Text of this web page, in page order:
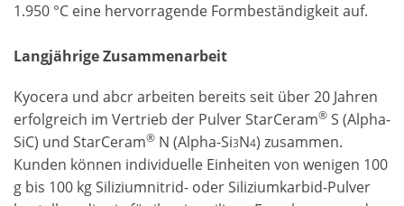
1.950 °C eine hervorragende Formbeständigkeit auf.
Langjährige Zusammenarbeit
Kyocera und abcr arbeiten bereits seit über 20 Jahren
erfolgreich im Vertrieb der Pulver StarCeram® S (Alpha-
SiC) und StarCeram® N (Alpha-Si3N4) zusammen.
Kunden können individuelle Einheiten von wenigen 100
g bis 100 kg Siliziumnitrid- oder Siliziumkarbid-Pulver